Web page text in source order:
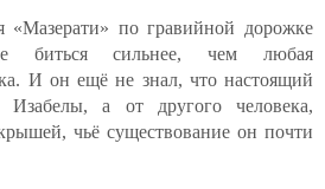
«Мазерати» по гравийной дорожке
биться сильнее, чем любая
И он ещё не знал, что настоящий
а от другого человека,
чьё существование он почти